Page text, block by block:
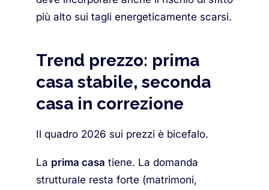
più alto sui tagli energeticamente scarsi.
Trend prezzo: prima
casa stabile, seconda
casa in correzione
Il quadro 2026 sui prezzi è bicefalo.
La prima casa tiene. La domanda
strutturale resta forte (matrimoni,